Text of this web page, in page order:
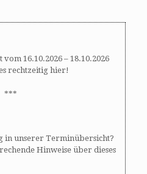
16.10.2026 – 18.10.2026
rechtzeitig hier!
***
in unserer Terminübersicht?
Hinweise über dieses